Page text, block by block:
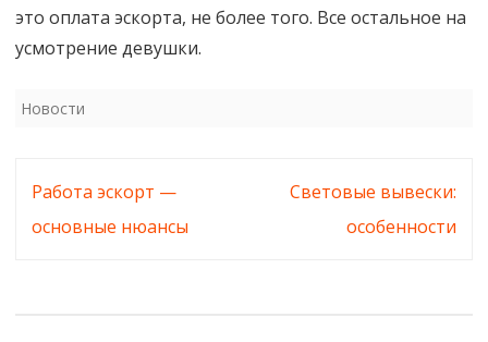
это оплата эскорта, не более того. Все остальное на
усмотрение девушки.
Новости
Навигация
по
Работа эскорт —
основные нюансы
Световые вывески:
особенности